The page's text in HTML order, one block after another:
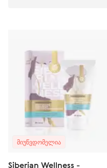
ᲛᲘᲣᲬᲕᲓᲝᲛᲔᲚᲘᲐ
Siberian Wellness -